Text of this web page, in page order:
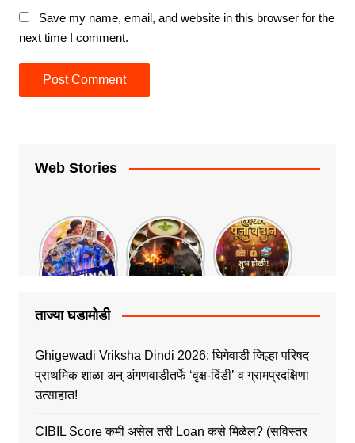
Save my name, email, and website in this browser for the
next time I comment.
Web Stories
ताज्या घडामोडी
Ghigewadi Vriksha Dindi 2026: घिगेवाडी जिल्हा परिषद
प्राथमिक शाळा अन् अंगणवाडीतर्फे ‘वृक्ष-दिंडी’ व ग्रामप्रदक्षिणा
उत्साहात!
CIBIL Score कमी असेल तरी Loan कसे मिळेल? (सविस्तर